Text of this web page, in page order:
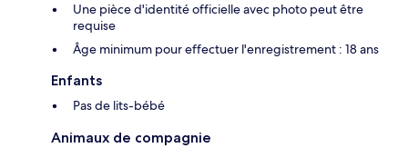
Une pièce d'identité officielle avec photo peut être
requise
Âge minimum pour effectuer l'enregistrement : 18 ans
Enfants
Pas de lits-bébé
Animaux de compagnie